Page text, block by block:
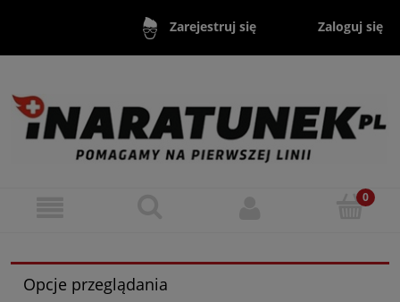
Zarejestruj się Zaloguj się
Opcje przeglądania